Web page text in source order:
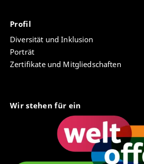
Profil
Diversität und Inklusion
Porträt
Zertifikate und Mitgliedschaften
Wir stehen für ein